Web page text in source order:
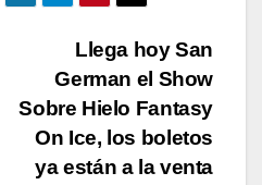
Llega hoy San
German el Show
Sobre Hielo Fantasy
On Ice, los boletos
ya están a la venta